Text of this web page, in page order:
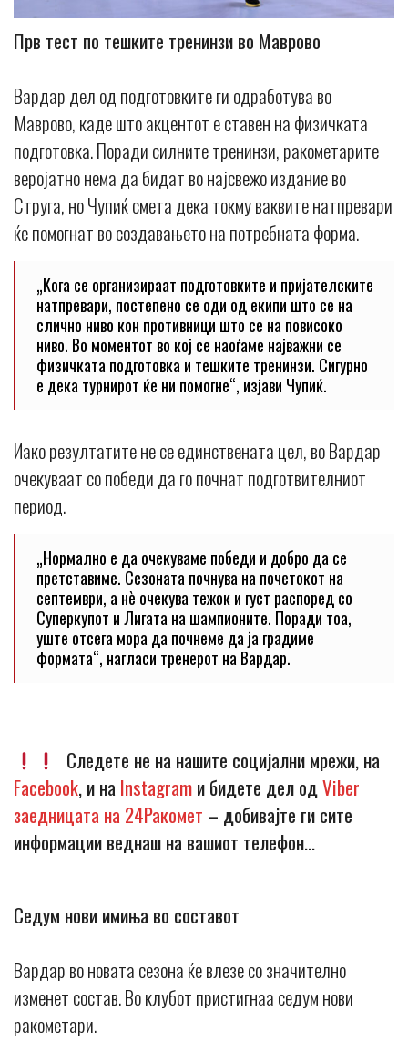
Прв тест по тешките тренинзи во Маврово
Вардар дел од подготовките ги одработува во
Маврово, каде што акцентот е ставен на физичката
подготовка. Поради силните тренинзи, ракометарите
веројатно нема да бидат во најсвежо издание во
Струга, но Чупиќ смета дека токму ваквите натпревари
ќе помогнат во создавањето на потребната форма.
„Кога се организираат подготовките и пријателските
натпревари, постепено се оди од екипи што се на
слично ниво кон противници што се на повисоко
ниво. Во моментот во кој се наоѓаме најважни се
физичката подготовка и тешките тренинзи. Сигурно
е дека турнирот ќе ни помогне“, изјави Чупиќ.
Иако резултатите не се единствената цел, во Вардар
очекуваат со победи да го почнат подготвителниот
период.
„Нормално е да очекуваме победи и добро да се
претставиме. Сезоната почнува на почетокот на
септември, а нè очекува тежок и густ распоред со
Суперкупот и Лигата на шампионите. Поради тоа,
уште отсега мора да почнеме да ја градиме
формата“, нагласи тренерот на Вардар.
Следете не на нашите социјални мрежи, на
Facebook, и на Instagramи бидете дел одViber
заедницата на 24Ракомет – добивајте ги сите
информации веднаш на вашиот телефон…
Седум нови имиња во составот
Вардар во новата сезона ќе влезе со значително
изменет состав. Во клубот пристигнаа седум нови
ракометари.